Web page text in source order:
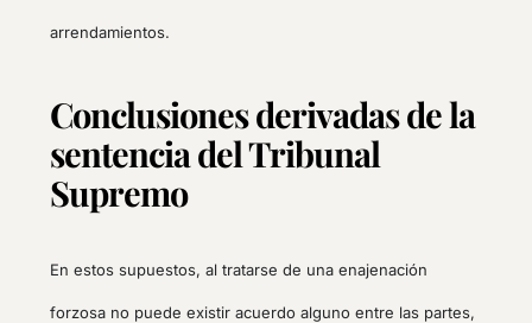
arrendamientos.
Conclusiones derivadas de la
sentencia del Tribunal
Supremo
En estos supuestos, al tratarse de una enajenación
forzosa no puede existir acuerdo alguno entre las partes,